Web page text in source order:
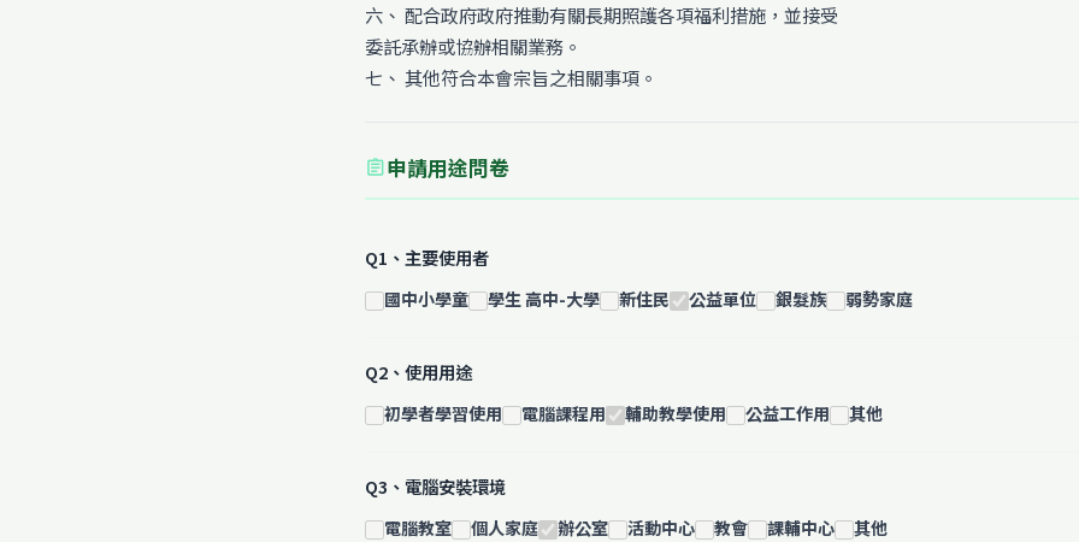
六、 配合政府政府推動有關長期照護各項福利措施，並接受
委託承辦或協辦相關業務。
七、 其他符合本會宗旨之相關事項。
assignment申請用途問卷
Q1、主要使用者
國中小學童 學生 高中-大學 新住民 公益單位 銀髮族 弱勢家庭
Q2、使用用途
初學者學習使用 電腦課程用 輔助教學使用 公益工作用 其他
Q3、電腦安裝環境
電腦教室 個人家庭 辦公室 活動中心 教會 課輔中心 其他